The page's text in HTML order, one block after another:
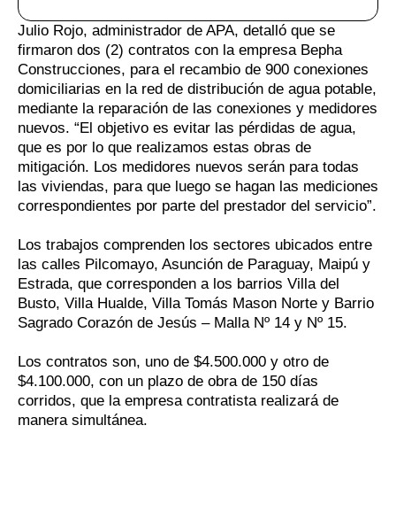
Julio Rojo, administrador de APA, detalló que se
firmaron dos (2) contratos con la empresa Bepha
Construcciones, para el recambio de 900 conexiones
domiciliarias en la red de distribución de agua potable,
mediante la reparación de las conexiones y medidores
nuevos. “El objetivo es evitar las pérdidas de agua,
que es por lo que realizamos estas obras de
mitigación. Los medidores nuevos serán para todas
las viviendas, para que luego se hagan las mediciones
correspondientes por parte del prestador del servicio”.
Los trabajos comprenden los sectores ubicados entre
las calles Pilcomayo, Asunción de Paraguay, Maipú y
Estrada, que corresponden a los barrios Villa del
Busto, Villa Hualde, Villa Tomás Mason Norte y Barrio
Sagrado Corazón de Jesús – Malla Nº 14 y Nº 15.
Los contratos son, uno de $4.500.000 y otro de
$4.100.000, con un plazo de obra de 150 días
corridos, que la empresa contratista realizará de
manera simultánea.